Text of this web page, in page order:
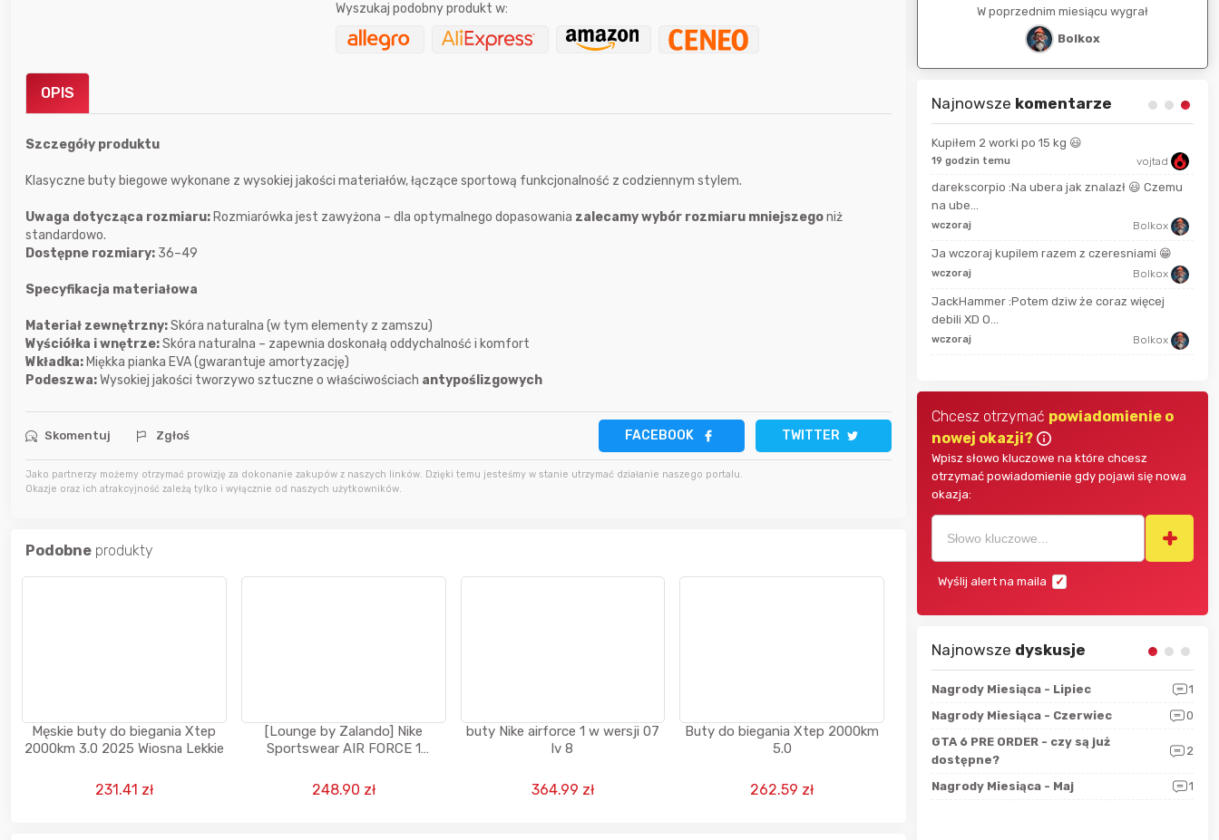
Wyszukaj podobny produkt w:
OPIS
Szczegóły produktu
Klasyczne buty biegowe wykonane z wysokiej jakości materiałów, łączące sportową funkcjonalność z codziennym stylem.
Uwaga dotycząca rozmiaru: Rozmiarówka jest zawyżona – dla optymalnego dopasowania zalecamy wybór rozmiaru mniejszegoniż
standardowo.
Dostępne rozmiary: 36–49
Specyfikacja materiałowa
Materiał zewnętrzny:Skóra naturalna (w tym elementy z zamszu)
Wyściółka i wnętrze:Skóra naturalna – zapewnia doskonałą oddychalność i komfort
Wkładka: Miękka pianka EVA (gwarantuje amortyzację)
Podeszwa:Wysokiej jakości tworzywo sztuczne o właściwościach antypoślizgowych
Skomentuj Zgłoś FACEBOOK TWITTER
Jako partnerzy możemy otrzymać prowizję za dokonanie zakupów z naszych linków. Dzięki temu jesteśmy w stanie utrzymać działanie naszego portalu.
Okazje oraz ich atrakcyjność zależą tylko i wyłącznie od naszych użytkowników.
Podobne produkty
Męskie buty do biegania Xtep
2000km 3.0 2025 Wiosna Lekkie
231.41 zł
[Lounge by Zalando] Nike
Sportswear AIR FORCE 1
beżowy
248.90 zł
buty Nike airforce 1 w wersji 07
lv 8
364.99 zł
Buty do biegania Xtep 2000km
5.0
262.59 zł
W poprzednim miesiącu wygrał
Bolkox
Najnowsze komentarze
Bolkox
wczoraj Bolkox
15 sekund temu eltan
2 minuty temu zenek781
godzinę temu
Kupiłem 2 worki po 15 kg 😃
19 godzin temu vojtad
darekscorpio :Na ubera jak znalazł 😃 Czemu
na ube...
wczoraj Bolkox
Ja wczoraj kupilem razem z czeresniami 😁
wczoraj Bolkox
JackHammer :Potem dziw że coraz więcej
debili XD O...
wczoraj Bolkox
Chcesz otrzymać powiadomienie o
nowej okazji?
Wpisz słowo kluczowe na które chcesz
otrzymać powiadomienie gdy pojawi się nowa
okazja:
Wyślij alert na maila
Najnowsze dyskusje
wytłumaczyc.
Nagrody Miesiąca - Marzec
Nagrody Miesiąca - Lipiec
1
Nagrody Miesiąca - Czerwiec
0
GTA 6 PRE ORDER - czy są już
dostępne?
2
Nagrody Miesiąca - Maj 1